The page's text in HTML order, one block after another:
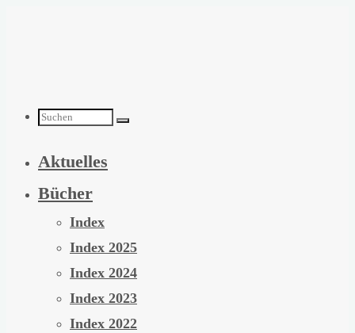
Suchen
nach:
Aktuelles
Bücher
Index
Index 2025
Index 2024
Index 2023
Index 2022